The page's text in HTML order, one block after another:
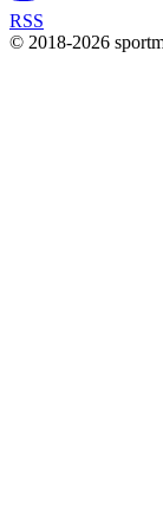
RSS
© 2018-2026